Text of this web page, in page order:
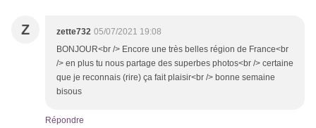
Z zette732 05/07/2021 19:08
BONJOUR<br /> Encore une très belles région de France<br
/> en plus tu nous partage des superbes photos<br /> certaine
que je reconnais (rire) ça fait plaisir<br /> bonne semaine
bisous
Répondre